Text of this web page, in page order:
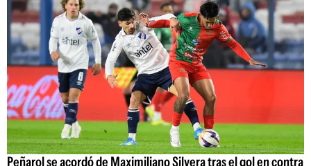
Peñarol se acordó de Maximiliano Silvera tras el gol en contra